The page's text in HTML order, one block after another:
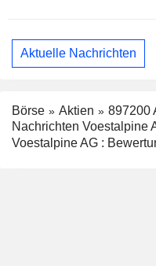
Aktuelle Nachrichten
Börse Aktien
897200
Nachrichten Voestalpine
Voestalpine AG :